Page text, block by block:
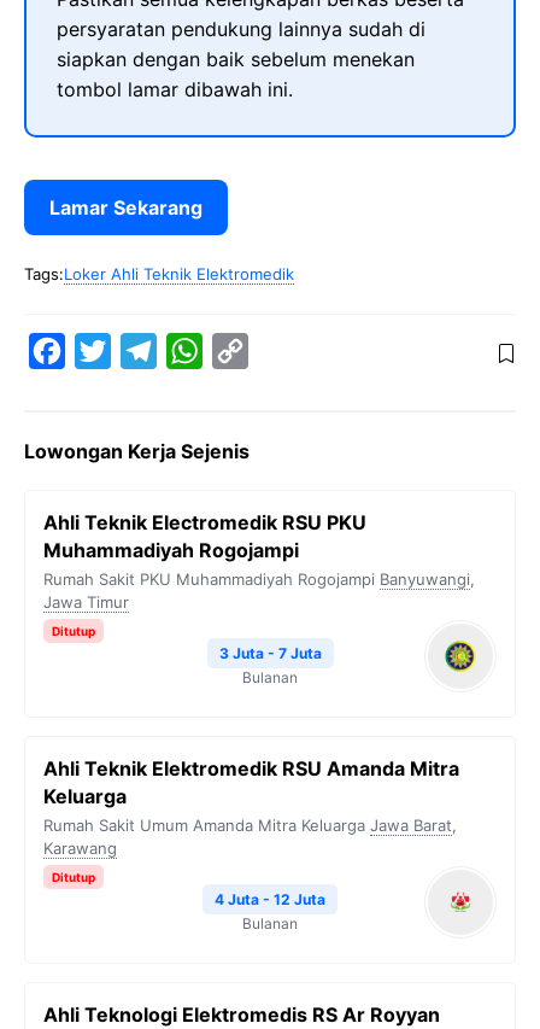
persyaratan pendukung lainnya sudah di
siapkan dengan baik sebelum menekan
tombol lamar dibawah ini.
Lamar Sekarang
Tags:Loker Ahli Teknik Elektromedik
e
o
k
t
e
e
r
a
W
t
A
y
i
n
Lowongan Kerja Sejenis
Ahli Teknik Electromedik RSU PKU
Muhammadiyah Rogojampi
Rumah Sakit PKU Muhammadiyah Rogojampi Banyuwangi,
Jawa Timur
Ditutup
3 Juta - 7 Juta
Bulanan
Ahli Teknik Elektromedik RSU Amanda Mitra
Keluarga
Rumah Sakit Umum Amanda Mitra Keluarga Jawa Barat,
Karawang
Ditutup
4 Juta - 12 Juta
Bulanan
Ahli Teknologi Elektromedis RS Ar Royyan